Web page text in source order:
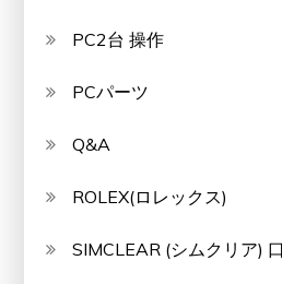
PC2台 操作
PCパーツ
Q&A
ROLEX(ロレックス)
SIMCLEAR (シムクリア)